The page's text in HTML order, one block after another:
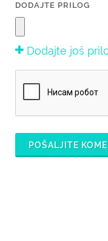
DODAJTE PRILOG
Dodajte još
POŠALJITE